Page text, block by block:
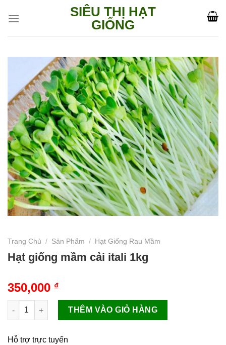
SIÊU THỊ HẠT
GIỐNG
Trang Chủ / Sản Phẩm / Hạt Giống Rau Mầm
Hạt giống mầm cải itali 1kg
350,000 ₫
Hạt giống mầm cải itali 1kg số lượng
THÊM VÀO GIỎ HÀNG
Hỗ trợ trực tuyến